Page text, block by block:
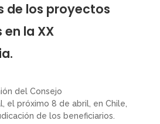
de los proyectos
la XX
del Consejo
el próximo 8 de abril, en Chile,
de los beneficiarios.